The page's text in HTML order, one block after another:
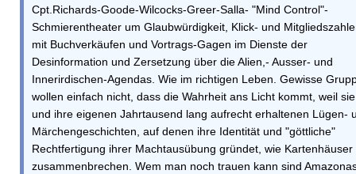
Cpt.Richards-Goode-Wilcocks-Greer-Salla- "Mind Control"-
Schmierentheater um Glaubwürdigkeit, Klick- und
mit Buchverkäufen und Vortrags-Gagen im Dienste der
Desinformation und Zersetzung über die Alien,- Ausser- und
Innerirdischen-Agendas. Wie im richtigen Leben. Gewisse
wollen einfach nicht, dass die Wahrheit ans Licht kommt, weil sie
und ihre eigenen Jahrtausend lang aufrecht erhaltenen Lügen-
Märchengeschichten, auf denen ihre Identität und "göttliche"
Rechtfertigung ihrer Machtausübung gründet, wie Kartenhäuser
zusammenbrechen. Wem man noch trauen kann sind